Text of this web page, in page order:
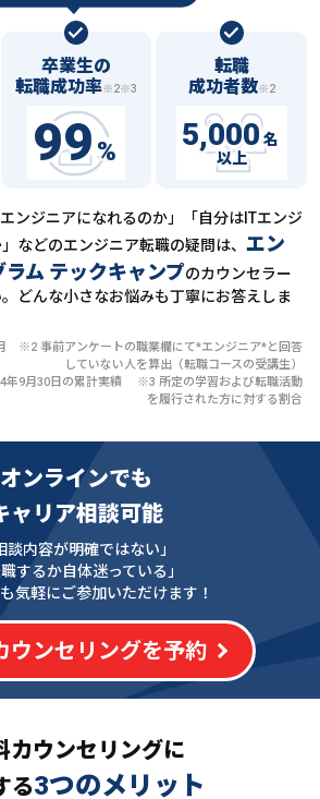
卒業生の
転職成功率※2※3
99%
転職
成功者数※2
5,000 名
以上
ンジニアになれるのか」「自分はITエンジ
などのエンジニア転職の疑問は、 エン
ム テックキャンプのカウンセラー
どんな小さなお悩みも丁寧にお答えしま
※2 事前アンケートの職業欄にて*エンジニア*と回答
していない人を算出（転職コースの受講生）
年9月30日の累計実績 ※3 所定の学習および転職活動
を履行された方に対する割合
オンラインでも
ャリア相談可能
談内容が明確ではない」
職するか自体迷っている」
気軽にご参加いただけます！
ウンセリングを予約
カウンセリングに
る3つのメリット